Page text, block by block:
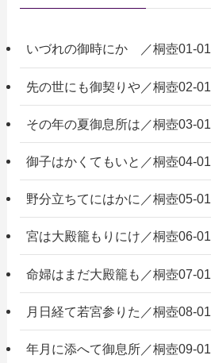
いづれの御時にか ／桐壺01-01
先の世にも御契りや／桐壺02-01
その年の夏御息所は／桐壺03-01
御子はかくてもいと／桐壺04-01
野分立ちてにはかに／桐壺05-01
宮は大殿籠もりにけ／桐壺06-01
命婦はまだ大殿籠も／桐壺07-01
月日経て若宮参りた／桐壺08-01
年月に添へて御息所／桐壺09-01